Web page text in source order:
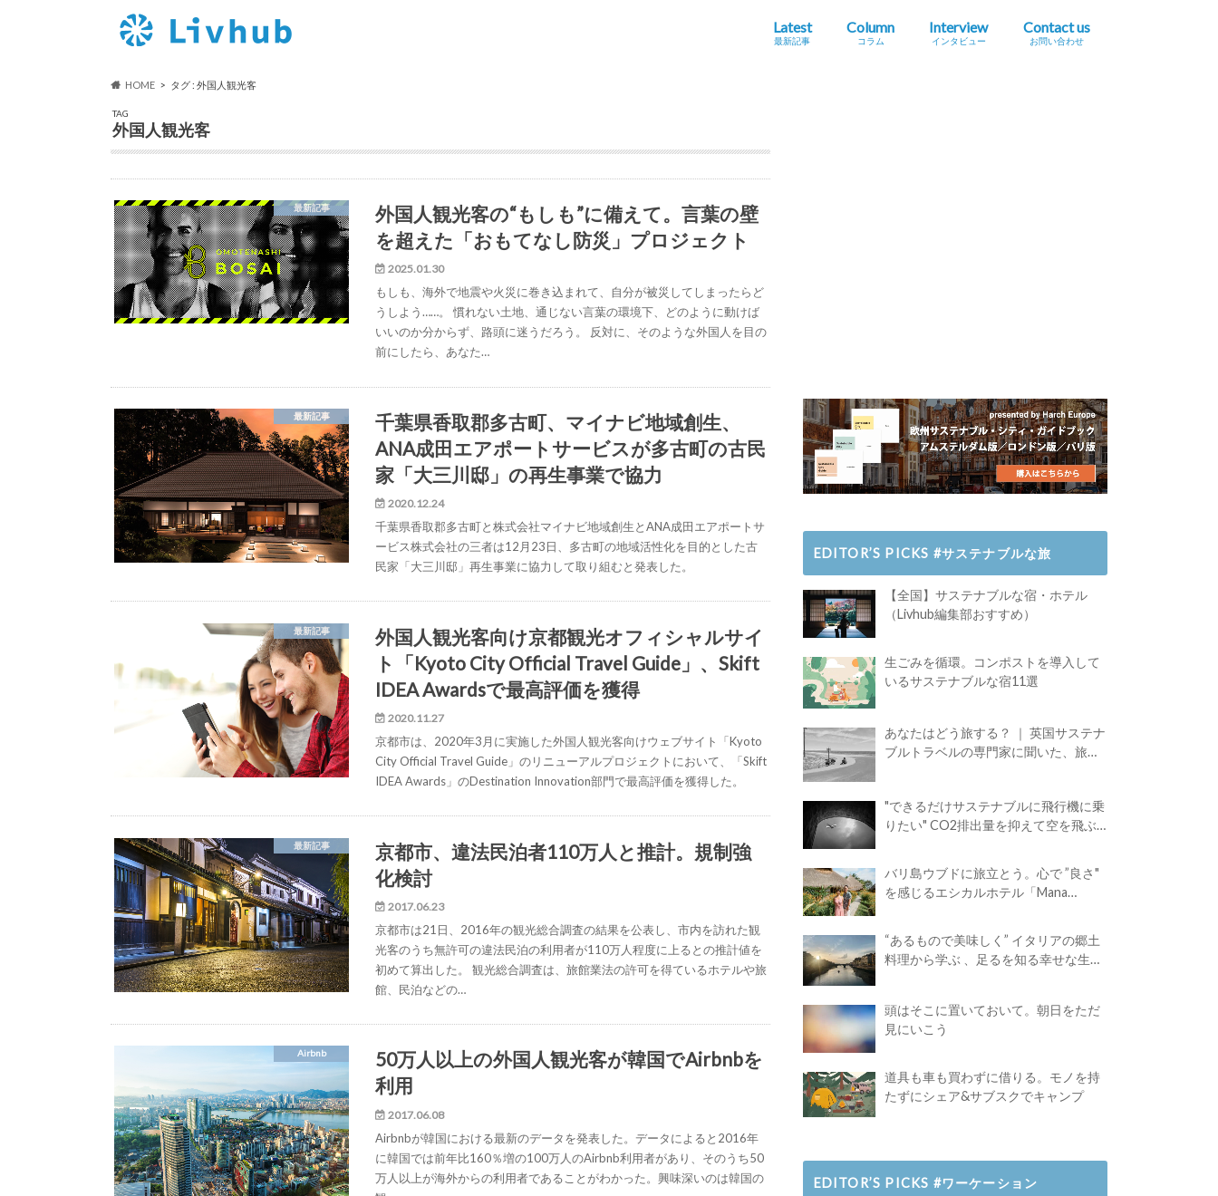
Latest
最新記事
Column
コラム
Interview
インタビュー
Contact us
お問い合わせ
HOME タグ : 外国人観光客
TAG
外国人観光客
最新記事
外国人観光客の“もしも”に備えて。言葉の壁
を超えた「おもてなし防災」プロジェクト
2025.01.30
もしも、海外で地震や火災に巻き込まれて、自分が被災してしまったらど
うしよう……。 慣れない土地、通じない言葉の環境下、どのように動けば
いいのか分からず、路頭に迷うだろう。 反対に、そのような外国人を目の
前にしたら、あなた…
最新記事
千葉県香取郡多古町、マイナビ地域創生、
ANA成田エアポートサービスが多古町の古民
家「大三川邸」の再生事業で協力
2020.12.24
千葉県香取郡多古町と株式会社マイナビ地域創生とANA成田エアポートサ
ービス株式会社の三者は12月23日、多古町の地域活性化を目的とした古
民家「大三川邸」再生事業に協力して取り組むと発表した。
最新記事
外国人観光客向け京都観光オフィシャルサイ
ト「Kyoto City Official Travel Guide」、Skift
IDEA Awardsで最高評価を獲得
2020.11.27
京都市は、2020年3月に実施した外国人観光客向けウェブサイト「Kyoto
City Official Travel Guide」のリニューアルプロジェクトにおいて、「Skift
IDEA Awards」のDestination Innovation部門で最高評価を獲得した。
最新記事
京都市、違法民泊者110万人と推計。規制強
化検討
2017.06.23
京都市は21日、2016年の観光総合調査の結果を公表し、市内を訪れた観
光客のうち無許可の違法民泊の利用者が110万人程度に上るとの推計値を
初めて算出した。 観光総合調査は、旅館業法の許可を得ているホテルや旅
館、民泊などの…
Airbnb
50万人以上の外国人観光客が韓国でAirbnbを
利用
2017.06.08
Airbnbが韓国における最新のデータを発表した。データによると2016年
に韓国では前年比160％増の100万人のAirbnb利用者があり、そのうち50
万人以上が海外からの利用者であることがわかった。興味深いのは韓国の
EDITOR’S PICKS #サステナブルな旅
【全国】サステナブルな宿・ホテル
（Livhub編集部おすすめ）
生ごみを循環。コンポストを導入して
いるサステナブルな宿11選
あなたはどう旅する？ ｜ 英国サステナ
ブルトラベルの専門家に聞いた、旅の
"できるだけサステナブルに飛行機に乗
りたい" CO2排出量を抑えて空を飛ぶ
バリ島ウブドに旅立とう。心で ”良さ"
を感じるエシカルホテル「Mana
“あるもので美味しく” イタリアの郷土
料理から学ぶ 、足るを知る幸せな生き
頭はそこに置いておいて。朝日をただ
見にいこう
道具も車も買わずに借りる。モノを持
たずにシェア&サブスクでキャンプ
EDITOR’S PICKS #ワーケーション